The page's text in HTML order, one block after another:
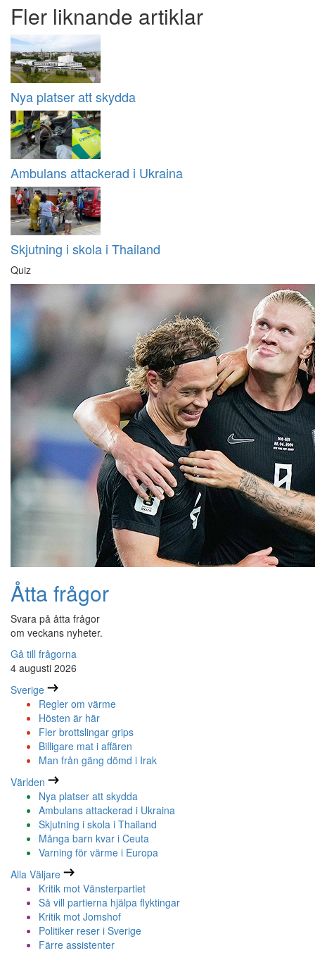
Fler liknande artiklar
Nya platser att skydda
Ambulans attackerad i Ukraina
Skjutning i skola i Thailand
Quiz
Åtta frågor
Svara på åtta frågor
om veckans nyheter.
Gå till frågorna
4 augusti 2026
Sverige
Regler om värme
Hösten är här
Fler brottslingar grips
Billigare mat i affären
Man från gäng dömd i Irak
Världen
Nya platser att skydda
Ambulans attackerad i Ukraina
Skjutning i skola i Thailand
Många barn kvar i Ceuta
Varning för värme i Europa
Alla Väljare
Kritik mot Vänsterpartiet
Så vill partierna hjälpa flyktingar
Kritik mot Jomshof
Politiker reser i Sverige
Färre assistenter